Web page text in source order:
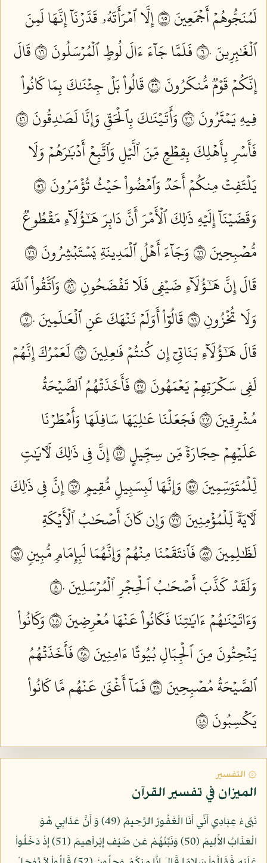
لَمُنَجُّوهُمۡ أَجۡمَعِينَ ٥٩
إِلَّا ٱمۡرَأَتَهُۥ قَدَّرۡنَآ إِنَّهَا لَمِنَ
ٱلۡغَٰبِرِينَ ٦٠
فَلَمَّا جَآءَ ءَالَ لُوطٍ ٱلۡمُرۡسَلُونَ ٦١
قَالَ
إِنَّكُمۡ قَوۡمٞ مُّنكَرُونَ ٦٢
قَالُواْ بَلۡ جِئۡنَٰكَ بِمَا كَانُواْ
فِيهِ يَمۡتَرُونَ ٦٣
وَأَتَيۡنَٰكَ بِٱلۡحَقِّ وَإِنَّا لَصَٰدِقُونَ ٦٤
فَأَسۡرِ بِأَهۡلِكَ بِقِطۡعٖ مِّنَ ٱلَّيۡلِ وَٱتَّبِعۡ أَدۡبَٰرَهُمۡ وَلَا
يَلۡتَفِتۡ مِنكُمۡ أَحَدٞ وَٱمۡضُواْ حَيۡثُ تُؤۡمَرُونَ ٦٥
وَقَضَيۡنَآ إِلَيۡهِ ذَٰلِكَ ٱلۡأَمۡرَ أَنَّ دَابِرَ هَٰٓؤُلَآءِ مَقۡطُوعٞ
مُّصۡبِحِينَ ٦٦
وَجَآءَ أَهۡلُ ٱلۡمَدِينَةِ يَسۡتَبۡشِرُونَ ٦٧
قَالَ إِنَّ هَٰٓؤُلَآءِ ضَيۡفِي فَلَا تَفۡضَحُونِ ٦٨
وَٱتَّقُواْ ٱللَّهَ
وَلَا تُخۡزُونِ ٦٩
قَالُوٓاْ أَوَلَمۡ نَنۡهَكَ عَنِ ٱلۡعَٰلَمِينَ ٧٠
قَالَ هَٰٓؤُلَآءِ بَنَاتِيٓ إِن كُنتُمۡ فَٰعِلِينَ ٧١
لَعَمۡرُكَ إِنَّهُمۡ
لَفِي سَكۡرَتِهِمۡ يَعۡمَهُونَ ٧٢
فَأَخَذَتۡهُمُ ٱلصَّيۡحَةُ
مُشۡرِقِينَ ٧٣
فَجَعَلۡنَا عَٰلِيَهَا سَافِلَهَا وَأَمۡطَرۡنَا
عَلَيۡهِمۡ حِجَارَةٗ مِّن سِجِّيلٍ ٧٤
إِنَّ فِي ذَٰلِكَ لَأٓيَٰتٖ
لِّلۡمُتَوَسِّمِينَ ٧٥
وَإِنَّهَا لَبِسَبِيلٖ مُّقِيمٍ ٧٦
إِنَّ فِي ذَٰلِكَ
لَأٓيَةٗ لِّلۡمُؤۡمِنِينَ ٧٧
وَإِن كَانَ أَصۡحَٰبُ ٱلۡأَيۡكَةِ
لَظَٰلِمِينَ ٧٨
فَٱنتَقَمۡنَا مِنۡهُمۡ وَإِنَّهُمَا لَبِإِمَامٖ مُّبِينٖ ٧٩
وَلَقَدۡ كَذَّبَ أَصۡحَٰبُ ٱلۡحِجۡرِ ٱلۡمُرۡسَلِينَ ٨٠
وَءَاتَيۡنَٰهُمۡ ءَايَٰتِنَا فَكَانُواْ عَنۡهَا مُعۡرِضِينَ ٨١
وَكَانُواْ
يَنۡحِتُونَ مِنَ ٱلۡجِبَالِ بُيُوتًا ءَامِنِينَ ٨٢
فَأَخَذَتۡهُمُ
ٱلصَّيۡحَةُ مُصۡبِحِينَ ٨٣
فَمَآ أَغۡنَىٰ عَنۡهُم مَّا كَانُواْ
يَكۡسِبُونَ ٨٤
۞ التفسير
الميزان في تفسير القرآن
نَبِّىءْ عِبَادِي أَنِّي أَنَا الْغَفُورُ الرَّحِيمُ (49) وَ أَنَّ عَذَابِي هُوَ
الْعَذَابُ الأَلِيمَ (50) وَنَبِّئْهُمْ عَن ضَيْفِ إِبْراَهِيمَ (51) إِذْ دَخَلُواْ